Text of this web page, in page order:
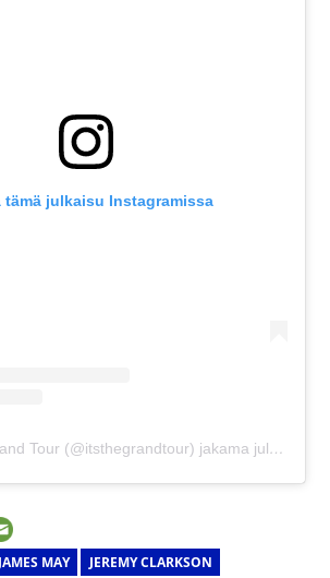
tämä julkaisu Instagramissa
Henkilön The Grand Tour (@itsthegrandtour) jakama julkaisu
JAMES MAY
JEREMY CLARKSON